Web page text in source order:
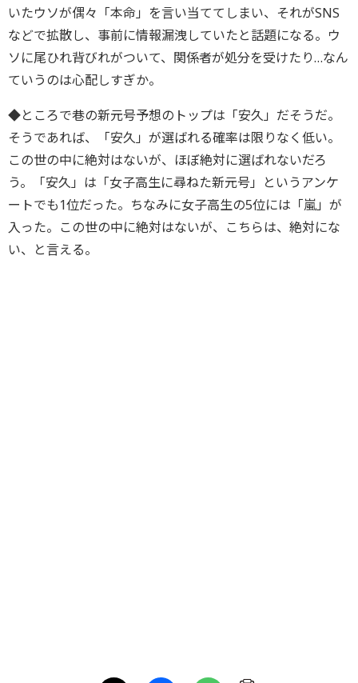
いたウソが偶々「本命」を言い当ててしまい、それがSNS
などで拡散し、事前に情報漏洩していたと話題になる。ウ
ソに尾ひれ背びれがついて、関係者が処分を受けたり…なん
ていうのは心配しすぎか。
◆ところで巷の新元号予想のトップは「安久」だそうだ。
そうであれば、「安久」が選ばれる確率は限りなく低い。
この世の中に絶対はないが、ほぼ絶対に選ばれないだろ
う。「安久」は「女子高生に尋ねた新元号」というアンケ
ートでも1位だった。ちなみに女子高生の5位には「嵐」が
入った。この世の中に絶対はないが、こちらは、絶対にな
い、と言える。